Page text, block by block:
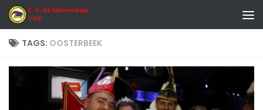
Doorgaan naar inhoud
TAGS: OOSTERBEEK